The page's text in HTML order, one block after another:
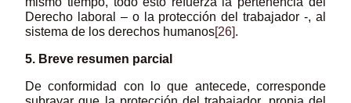
Derecho laboral – o la protección del trabajador -, al
sistema de los derechos humanos[26].
5. Breve resumen parcial
De conformidad con lo que antecede, corresponde